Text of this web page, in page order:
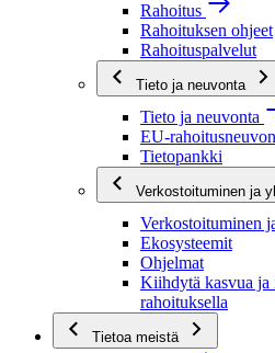
Rahoitus
Rahoituksen ohjeet
Rahoituspalvelut
Tieto ja neuvonta
Tieto ja neuvonta
EU-
Tietopankki
Verkostoituminen ja
Verkostoituminen
Ekosysteemit
Ohjelmat
Kiihdytä kasvua
rahoituksella
Tietoa meistä